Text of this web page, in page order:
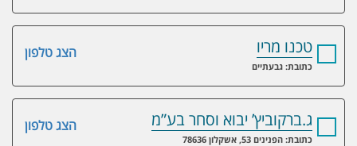
הצג טלפון טכנו מריו
כתובת: גבעתיים
הצג טלפון ג.ברקוביץ’ יבוא וסחר בע”מ
כתובת: הפנינים 53, אשקלון 78636